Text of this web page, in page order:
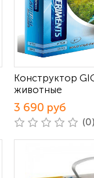
Конструктор
животные
3 690 руб